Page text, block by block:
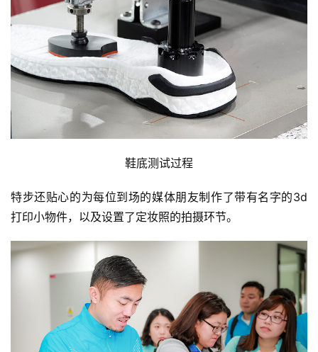
鞋底测试过程
特步还贴心的为每位到场的媒体朋友制作了带有名字的3d
打印小物件，以及设置了定妆照的拍摄环节。